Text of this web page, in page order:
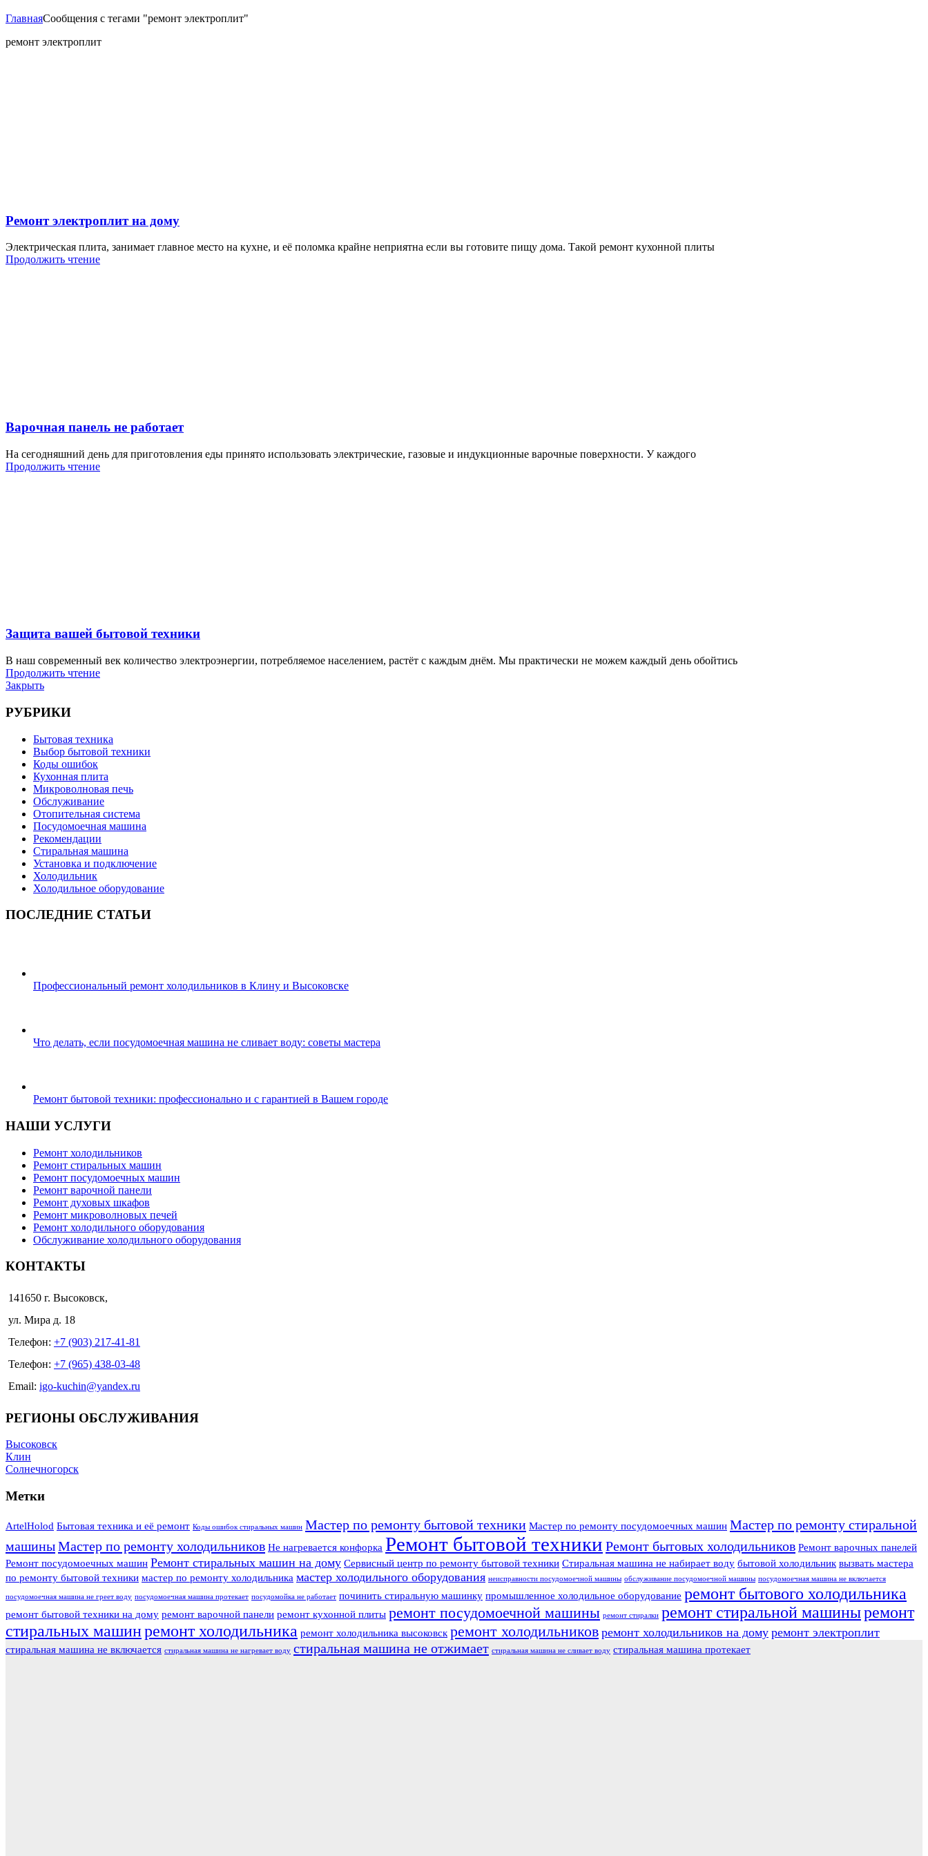
ГлавнаяСообщения с тегами "ремонт электроплит"
ремонт электроплит
Ремонт электроплит на дому
Электрическая плита, занимает главное место на кухне, и её поломка крайне неприятна если вы готовите пищу дома. Такой ремонт кухонной плиты
Продолжить чтение
Варочная панель не работает
На сегодняшний день для приготовления еды принято использовать электрические, газовые и индукционные варочные поверхности. У каждого
Продолжить чтение
Защита вашей бытовой техники
В наш современный век количество электроэнергии, потребляемое населением, растёт с каждым днём. Мы практически не можем каждый день обойтись
Продолжить чтение
Закрыть
РУБРИКИ
Бытовая техника
Выбор бытовой техники
Коды ошибок
Кухонная плита
Микроволновая печь
Обслуживание
Отопительная система
Посудомоечная машина
Рекомендации
Стиральная машина
Установка и подключение
Холодильник
Холодильное оборудование
ПОСЛЕДНИЕ СТАТЬИ
Профессиональный ремонт холодильников в Клину и Высоковске
Что делать, если посудомоечная машина не сливает воду: советы мастера
Ремонт бытовой техники: профессионально и с гарантией в Вашем городе
НАШИ УСЛУГИ
Ремонт холодильников
Ремонт стиральных машин
Ремонт посудомоечных машин
Ремонт варочной панели
Ремонт духовых шкафов
Ремонт микроволновых печей
Ремонт холодильного оборудования
Обслуживание холодильного оборудования
КОНТАКТЫ
141650 г. Высоковск,
ул. Мира д. 18
Телефон: +7 (903) 217-41-81
Телефон: +7 (965) 438-03-48
Email: igo-kuchin@yandex.ru
РЕГИОНЫ ОБСЛУЖИВАНИЯ
Высоковск
Клин
Солнечногорск
Метки
ArtelHolod Бытовая техника и её ремонт Коды ошибок стиральных машин Мастер по ремонту бытовой техники Мастер по ремонту посудомоечных машин Мастер по ремонту стиральной
машиныМастер по ремонту холодильников Не нагревается конфорка Ремонт бытовой техники Ремонт бытовых холодильников Ремонт варочных панелей
Ремонт посудомоечных машин Ремонт стиральных машин на дому Сервисный центр по ремонту бытовой техники Стиральная машина не набирает воду бытовой холодильник вызвать мастера
по ремонту бытовой техники мастер по ремонту холодильника мастер холодильного оборудования неисправности посудомоечной машины обслуживание посудомоечной машины посудомоечная машина не включается
посудомоечная машина не греет воду посудомоечная машина протекает посудомойка не работает починить стиральную машинку промышленное холодильное оборудование ремонт бытового холодильника
ремонт бытовой техники на дому ремонт варочной панели ремонт кухонной плиты ремонт посудомоечной машины ремонт стиралки ремонт стиральной машиныремонт
стиральных машинремонт холодильника ремонт холодильника высоковск ремонт холодильников ремонт холодильников на дому ремонт электроплит
стиральная машина не включается стиральная машина не нагревает воду стиральная машина не отжимает стиральная машина не сливает воду стиральная машина протекает